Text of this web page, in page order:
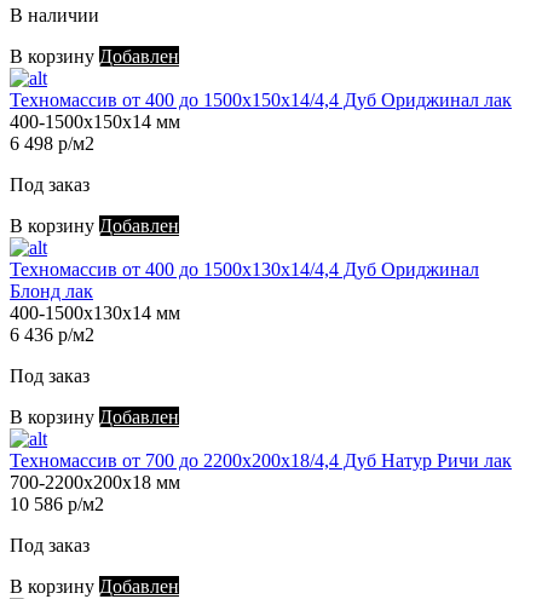
В наличии
В корзину Добавлен
Техномассив от 400 до 1500х150х14/4,4 Дуб Ориджинал лак
400-1500х150х14 мм
6 498 р/м2
Под заказ
В корзину Добавлен
Техномассив от 400 до 1500х130х14/4,4 Дуб Ориджинал
Блонд лак
400-1500х130х14 мм
6 436 р/м2
Под заказ
В корзину Добавлен
Техномассив от 700 до 2200х200х18/4,4 Дуб Натур Ричи лак
700-2200х200х18 мм
10 586 р/м2
Под заказ
В корзину Добавлен